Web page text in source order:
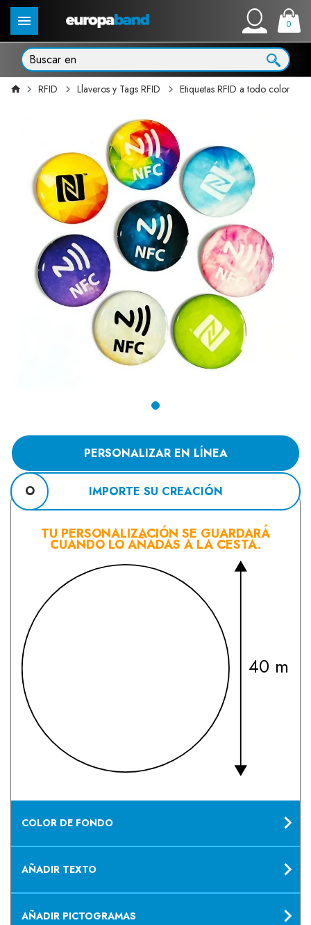
0
RFID Llaveros y Tags RFID Etiquetas RFID a todo color
PERSONALIZAR EN LÍNEA
O IMPORTE SU CREACIÓN
TU PERSONALIZACIÓN SE GUARDARÁ
CUANDO LO AÑADAS A LA CESTA.
40 mm
COLOR DE FONDO
AÑADIR TEXTO
AÑADIR PICTOGRAMAS